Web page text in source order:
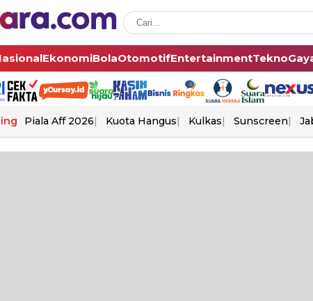
EkonomiBolaOtomotifEntertainmentTekno
Piala Aff 2026 Kuota Hangus Kulkas Sunscreen